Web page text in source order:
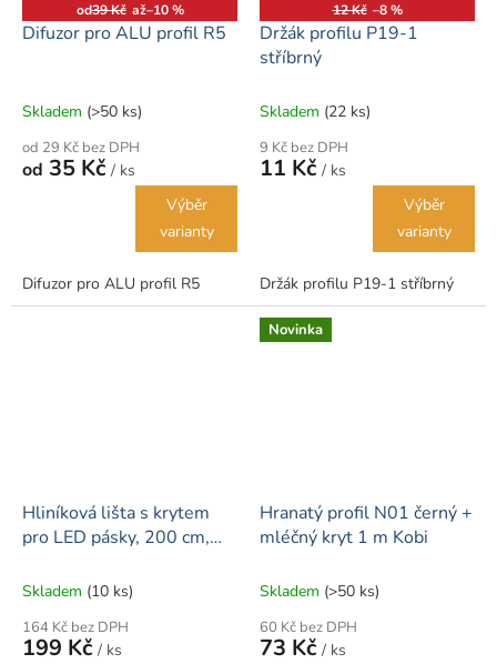
od39 Kč až–10 %
Difuzor pro ALU profil R5
Skladem (>50 ks)
od 29 Kč bez DPH
od 35 Kč / ks
Výběr
varianty
Difuzor pro ALU profil R5
12 Kč –8 %
Držák profilu P19-1
stříbrný
Skladem (22 ks)
9 Kč bez DPH
11 Kč / ks
Výběr
varianty
Držák profilu P19-1 stříbrný
Hliníková lišta s krytem
pro LED pásky, 200 cm,
Skladem (10 ks)
164 Kč bez DPH
199 Kč / ks
Novinka
Hranatý profil N01 černý +
mléčný kryt 1 m Kobi
Skladem (>50 ks)
60 Kč bez DPH
73 Kč / ks